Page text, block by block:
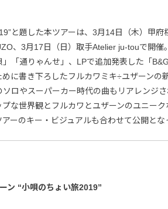
と題した本ツアーは、3月14日（木）甲府
、3月17日（日）取手Atelier ju-touで開催
「通りゃんせ」、LPで追加発表した「
に書き下ろしたフルカワミキ÷ユザーンの
ロやスーパーカー時代の曲もリアレンジさ
な世界観とフルカワとユザーンのユニーク
ーのキー・ビジュアルも合わせて公開とな
ン “小唄のちょい旅2019”